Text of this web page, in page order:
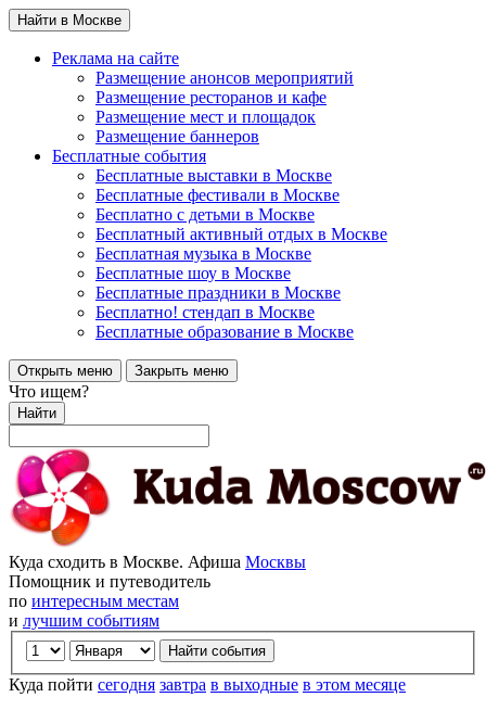
Найти в Москве
Реклама на сайте
Размещение анонсов мероприятий
Размещение ресторанов и кафе
Размещение мест и площадок
Размещение баннеров
Бесплатные события
Бесплатные выставки в Москве
Бесплатные фестивали в Москве
Бесплатно с детьми в Москве
Бесплатный активный отдых в Москве
Бесплатная музыка в Москве
Бесплатные шоу в Москве
Бесплатные праздники в Москве
Бесплатно! стендап в Москве
Бесплатные образование в Москве
Открыть меню Закрыть меню
Что ищем?
Найти
Куда сходить в Москве. Афиша Москвы
Помощник и путеводитель
по интересным местам
и лучшим событиям
Куда пойти сегодня завтра в выходные в этом месяце